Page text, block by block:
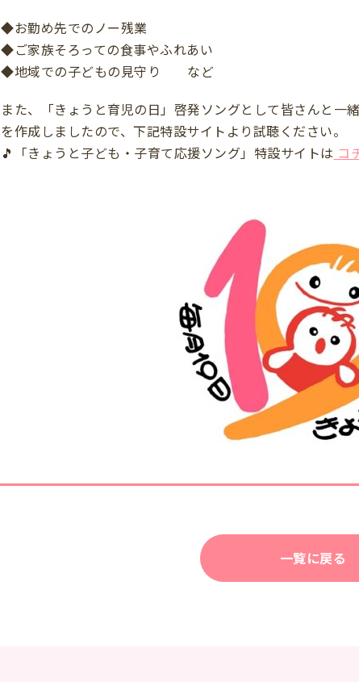
◆お勤め先でのノー残業
◆ご家族そろっての食事やふれあい
◆地域での子どもの見守り など
また、「きょうと育児の日」啓発ソングとして皆さんと一
を作成しましたので、下記特設サイトより試聴ください。
🎵
「きょうと子ども・子育て応援ソング」特設サイトは コ
一覧に戻る